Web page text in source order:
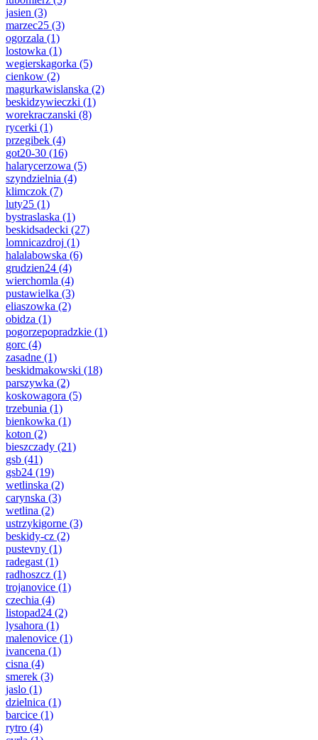
jasien (3)
marzec25 (3)
ogorzala (1)
lostowka (1)
wegierskagorka (5)
cienkow (2)
magurkawislanska (2)
beskidzywieczki (1)
worekraczanski (8)
rycerki (1)
przegibek (4)
got20-30 (16)
halarycerzowa (5)
szyndzielnia (4)
klimczok (7)
luty25 (1)
bystraslaska (1)
beskidsadecki (27)
lomnicazdroj (1)
halalabowska (6)
grudzien24 (4)
wierchomla (4)
pustawielka (3)
eliaszowka (2)
obidza (1)
pogorzepopradzkie (1)
gorc (4)
zasadne (1)
beskidmakowski (18)
parszywka (2)
koskowagora (5)
trzebunia (1)
bienkowka (1)
koton (2)
bieszczady (21)
gsb (41)
gsb24 (19)
wetlinska (2)
carynska (3)
wetlina (2)
ustrzykigorne (3)
beskidy-cz (2)
pustevny (1)
radegast (1)
radhoszcz (1)
trojanovice (1)
czechia (4)
listopad24 (2)
lysahora (1)
malenovice (1)
ivancena (1)
cisna (4)
smerek (3)
jaslo (1)
dzielnica (1)
barcice (1)
rytro (4)